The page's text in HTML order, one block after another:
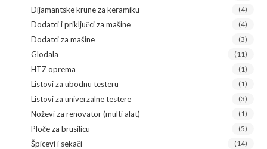
Dijamantske krune za keramiku (4)
Dodatci i priključci za mašine (4)
Dodatci za mašine (3)
Glodala (11)
HTZ oprema (1)
Listovi za ubodnu testeru (1)
Listovi za univerzalne testere (3)
Noževi za renovator (multi alat) (1)
Ploče za brusilicu (5)
Špicevi i sekači (14)